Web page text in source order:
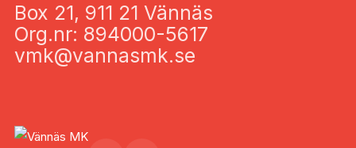
Box 21, 911 21 Vännäs
Org.nr: 894000-5617
vmk@vannasmk.se